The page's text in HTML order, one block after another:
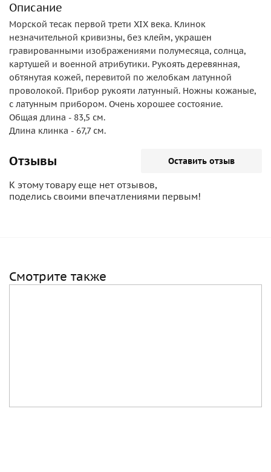
Описание
Морской тесак первой трети XIX века. Клинок
незначительной кривизны, без клейм, украшен
гравированными изображениями полумесяца, солнца,
картушей и военной атрибутики. Рукоять деревянная,
обтянутая кожей, перевитой по желобкам латунной
проволокой. Прибор рукояти латунный. Ножны кожаные,
с латунным прибором. Очень хорошее состояние.
Общая длина - 83,5 см.
Длина клинка - 67,7 см.
Отзывы Оставить отзыв
К этому товару еще нет отзывов,
поделись своими впечатлениями первым!
Смотрите также